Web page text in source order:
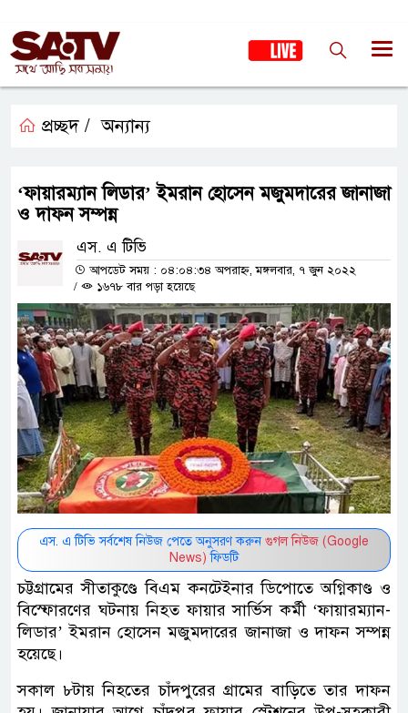
প্রচ্ছদ / অন্যান্য
‘ফায়ারম্যান লিডার’ ইমরান হোসেন মজুমদারের জানাজা
ও দাফন সম্পন্ন
এস. এ টিভি
আপডেট সময় : ০৪:০৪:৩৪ অপরাহ্ন, মঙ্গলবার, ৭ জুন ২০২২
/
১৬৭৮ বার পড়া হয়েছে
এস. এ টিভি সর্বশেষ নিউজ পেতে অনুসরণ করুন গুগল নিউজ (Google
News) ফিডটি
চট্টগ্রামের সীতাকুণ্ডে বিএম কনটেইনার ডিপোতে অগ্নিকাণ্ড ও
বিস্ফোরণের ঘটনায় নিহত ফায়ার সার্ভিস কর্মী ‘ফায়ারম্যান-
লিডার’ ইমরান হোসেন মজুমদারের জানাজা ও দাফন সম্পন্ন
হয়েছে।
সকাল ৮টায় নিহতের চাঁদপুরের গ্রামের বাড়িতে তার দাফন